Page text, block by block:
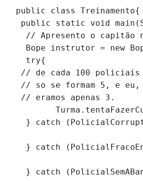
public class Treinamento{
public static void
// Apresento o capitão
Bope instrutor = new
  try{
// de cada 100 policiais
// so se formam 5, e
// eramos apenas 3.
} catch
} catch
} catch